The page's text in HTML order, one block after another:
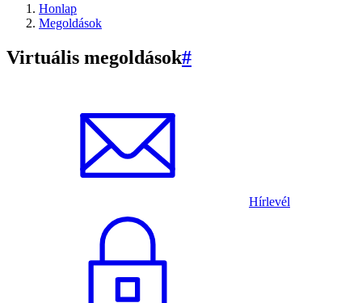
Honlap
Megoldások
Virtuális megoldások#
Hírlevél